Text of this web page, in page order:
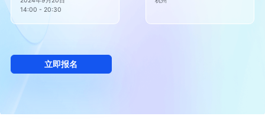
14:00 - 20:30
立即报名